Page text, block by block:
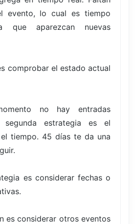
evento, lo cual es tiempo
que aparezcan nuevas
comprobar el estado actual
no hay entradas
segunda estrategia es el
tiempo. 45 días te da una
es considerar fechas o
es considerar otros eventos